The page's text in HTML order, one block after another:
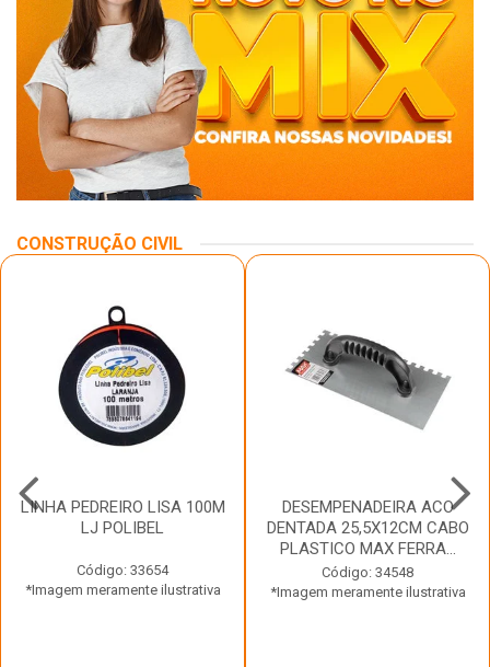
CONSTRUÇÃO CIVIL
LINHA PEDREIRO LISA 100M
LJ POLIBEL
Código: 33654
*Imagem meramente ilustrativa
DESEMPENADEIRA ACO
DENTADA 25,5X12CM CABO
PLASTICO MAX FERRA...
Código: 34548
*Imagem meramente ilustrativa